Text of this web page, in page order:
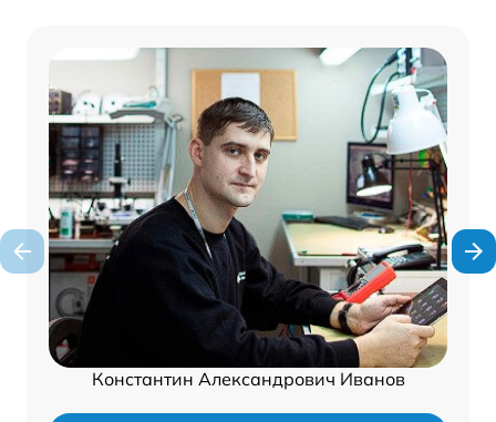
Константин Александрович Иванов